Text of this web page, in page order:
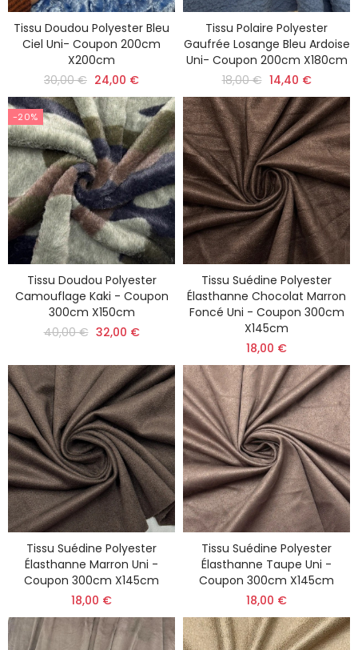
Tissu Doudou Polyester Bleu
Ciel Uni- Coupon 200cm
X200cm
30,00 € 24,00 €
Tissu Polaire Polyester
Gaufrée Losange Bleu Ardoise
Uni- Coupon 200cm X180cm
18,00 € 14,40 €
-20%
Tissu Doudou Polyester
Camouflage Kaki - Coupon
300cm X150cm
40,00 € 32,00 €
Tissu Suédine Polyester
Élasthanne Chocolat Marron
Foncé Uni - Coupon 300cm
X145cm
18,00 €
Tissu Suédine Polyester
Élasthanne Marron Uni -
Coupon 300cm X145cm
18,00 €
Tissu Suédine Polyester
Élasthanne Taupe Uni -
Coupon 300cm X145cm
18,00 €